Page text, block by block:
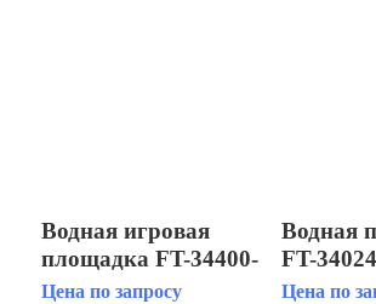
Водная игровая
площадка FT-34400-
700
Цена по запросу
Водная
FT-
Цена по